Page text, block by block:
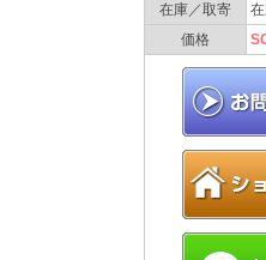
在庫／取寄
価格